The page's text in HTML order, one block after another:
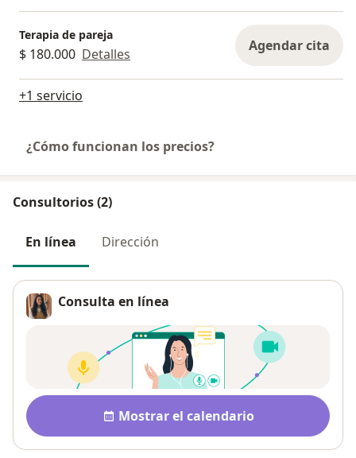
Terapia de pareja
$ 180.000 Detalles Agendar cita
+1 servicio
¿Cómo funcionan los precios?
Consultorios (2)
En línea Dirección
Consulta en línea
Disponibilidad
Mostrar el calendario